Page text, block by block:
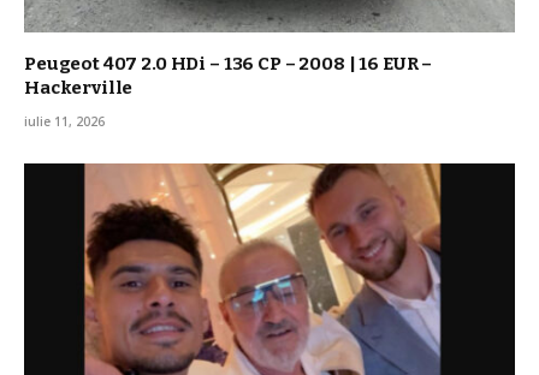
Peugeot 407 2.0 HDi – 136 CP – 2008 | 16 EUR –
Hackerville
iulie 11, 2026